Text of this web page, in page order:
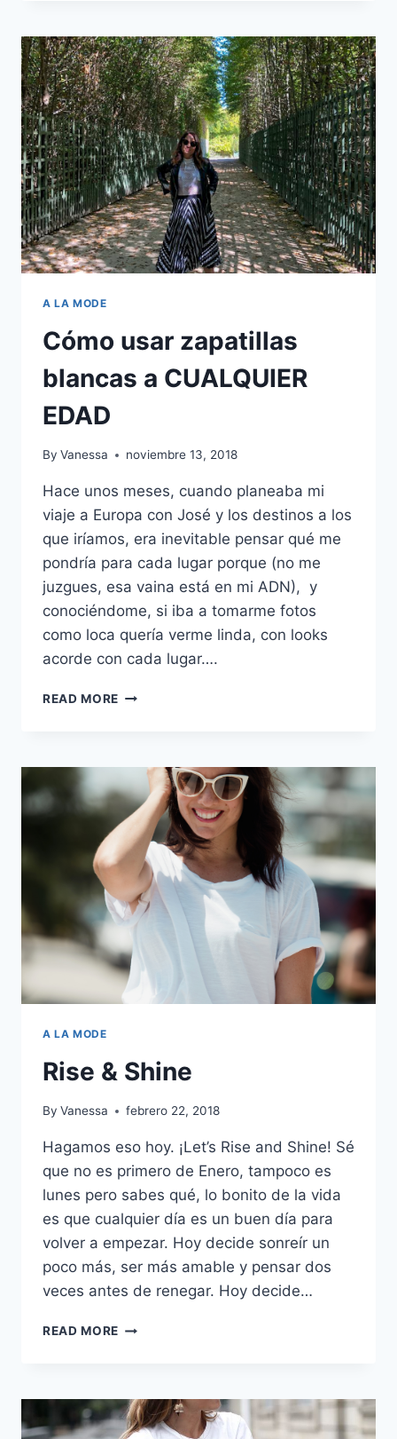
MOMENTO
ES
LA
FALDA
DE
SATÉN
A LA MODE
Cómo usar zapatillas
blancas a CUALQUIER
EDAD
By Vanessa noviembre 13, 2018
Hace unos meses, cuando planeaba mi
viaje a Europa con José y los destinos a los
que iríamos, era inevitable pensar qué me
pondría para cada lugar porque (no me
juzgues, esa vaina está en mi ADN), y
conociéndome, si iba a tomarme fotos
como loca quería verme linda, con looks
acorde con cada lugar….
READ MORE CÓMO
A
CUALQUIER
EDAD
A LA MODE
Rise & Shine
By Vanessa febrero 22, 2018
Hagamos eso hoy. ¡Let’s Rise and Shine! Sé
que no es primero de Enero, tampoco es
lunes pero sabes qué, lo bonito de la vida
es que cualquier día es un buen día para
volver a empezar. Hoy decide sonreír un
poco más, ser más amable y pensar dos
veces antes de renegar. Hoy decide…
READ MORE RISE